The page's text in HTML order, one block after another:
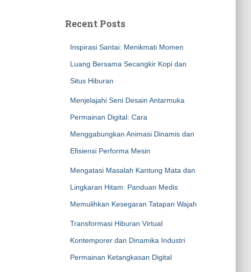
Recent Posts
Inspirasi Santai: Menikmati Momen
Luang Bersama Secangkir Kopi dan
Situs Hiburan
Menjelajahi Seni Desain Antarmuka
Permainan Digital: Cara
Menggabungkan Animasi Dinamis dan
Efisiensi Performa Mesin
Mengatasi Masalah Kantung Mata dan
Lingkaran Hitam: Panduan Medis
Memulihkan Kesegaran Tatapan Wajah
Transformasi Hiburan Virtual
Kontemporer dan Dinamika Industri
Permainan Ketangkasan Digital